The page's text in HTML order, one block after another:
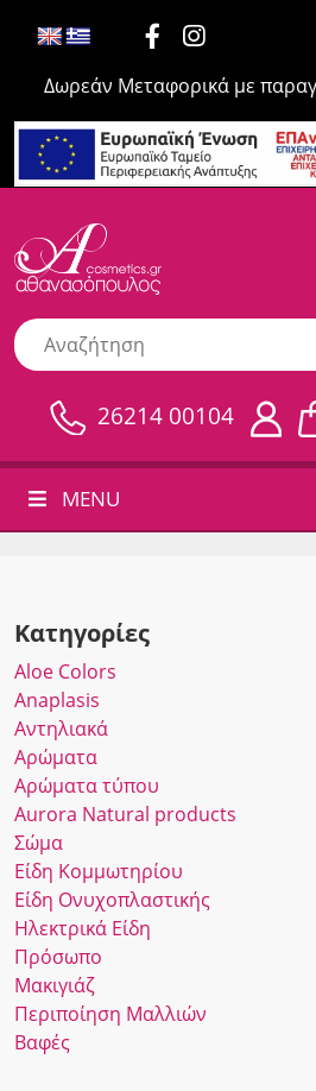
Δωρεάν Μεταφορικά με
26214 00104
MENU
Κατηγορίες
Αloe Colors
Anaplasis
Αντηλιακά
Αρώματα
Αρώματα τύπου
Αurora Νatural products
Σώμα
Είδη Κομμωτηρίου
Είδη Ονυχοπλαστικής
Ηλεκτρικά Είδη
Πρόσωπο
Μακιγιάζ
Περιποίηση Μαλλιών
Βαφές